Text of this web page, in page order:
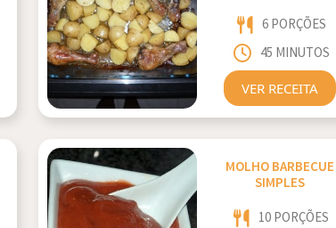
6 PORÇÕES
45 MINUTOS
VER RECEITA
MOLHO BARBECUE
SIMPLES
10 PORÇÕES